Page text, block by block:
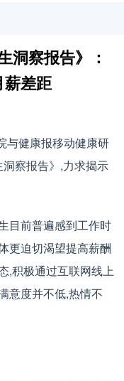
洞察报告》：
薪差距
与健康报移动健康研
察报告》,力求揭示
目前普遍感到工作时
更迫切渴望提高薪酬
,积极通过互联网线上
意度并不低,热情不